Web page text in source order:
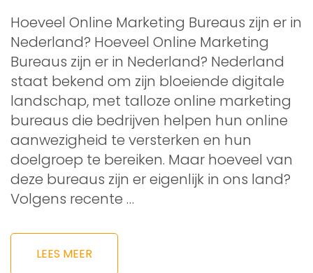
Hoeveel Online Marketing Bureaus zijn er in
Nederland? Hoeveel Online Marketing
Bureaus zijn er in Nederland? Nederland
staat bekend om zijn bloeiende digitale
landschap, met talloze online marketing
bureaus die bedrijven helpen hun online
aanwezigheid te versterken en hun
doelgroep te bereiken. Maar hoeveel van
deze bureaus zijn er eigenlijk in ons land?
Volgens recente …
LEES MEER